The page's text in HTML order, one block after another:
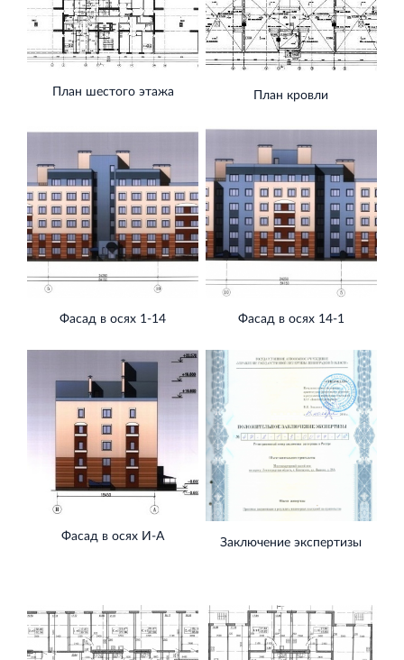
План шестого этажа План кровли
Фасад в осях 1-14 Фасад в осях 14-1
Фасад в осях И-А
Заключение экспертизы